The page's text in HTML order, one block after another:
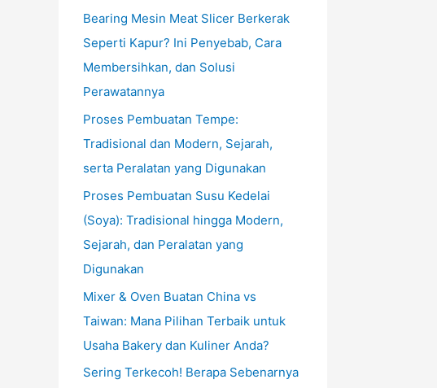
Bearing Mesin Meat Slicer Berkerak
Seperti Kapur? Ini Penyebab, Cara
Membersihkan, dan Solusi
Perawatannya
Proses Pembuatan Tempe:
Tradisional dan Modern, Sejarah,
serta Peralatan yang Digunakan
Proses Pembuatan Susu Kedelai
(Soya): Tradisional hingga Modern,
Sejarah, dan Peralatan yang
Digunakan
Mixer & Oven Buatan China vs
Taiwan: Mana Pilihan Terbaik untuk
Usaha Bakery dan Kuliner Anda?
Sering Terkecoh! Berapa Sebenarnya